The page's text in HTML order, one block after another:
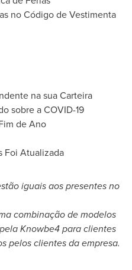
no Código de Vestimenta
na sua Carteira
sobre a COVID-19
de Ano
Foi Atualizada
iguais aos presentes no
combinação de modelos
Knowbe4 para clientes
pelos clientes da empresa.